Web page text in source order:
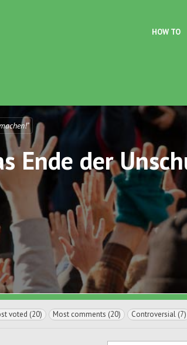
HOW TO
Ende der
voted (20) Most comments (20) Controversial (7)